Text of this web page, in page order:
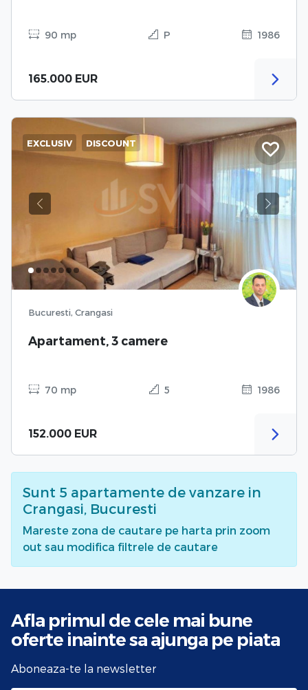
90 mp P 1986
165.000 EUR
Previous Next
EXCLUSIV DISCOUNT
Bucuresti, Crangasi
Apartament, 3 camere
70 mp 5 1986
152.000 EUR
Sunt 5 apartamente de vanzare in
Crangasi, Bucuresti
Mareste zona de cautare pe harta prin zoom
out sau modifica filtrele de cautare
Afla primul de cele mai bune
oferte inainte sa ajunga pe piata
Aboneaza-te la newsletter